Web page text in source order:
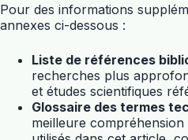
Pour des informations
annexes ci-dessous :
Liste de références
recherches plus
et études scientifiques
Glossaire des termes
meilleure